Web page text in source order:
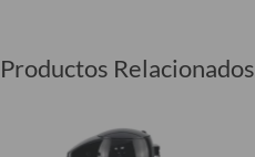
Productos Relacionados